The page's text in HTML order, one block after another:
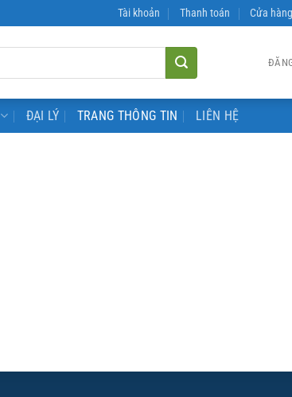
Tài khoản Thanh toán Cửa hàng
ĐẠI LÝ TRANG THÔNG TIN LIÊN HỆ